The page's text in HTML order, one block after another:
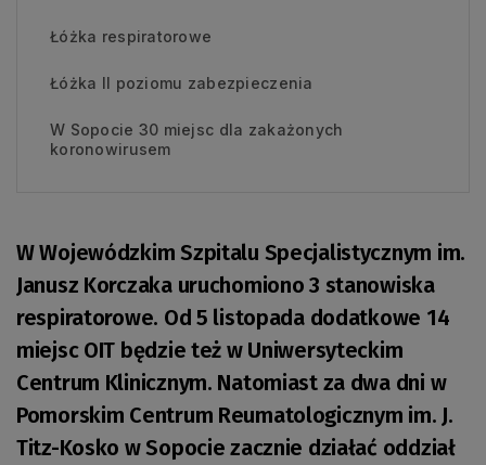
Łóżka respiratorowe
Łóżka II poziomu zabezpieczenia
W Sopocie 30 miejsc dla zakażonych
koronowirusem
W Wojewódzkim Szpitalu Specjalistycznym im.
Janusz Korczaka uruchomiono 3 stanowiska
respiratorowe. Od 5 listopada dodatkowe 14
miejsc OIT będzie też w Uniwersyteckim
Centrum Klinicznym. Natomiast za dwa dni w
Pomorskim Centrum Reumatologicznym im. J.
Titz-Kosko w Sopocie zacznie działać oddział